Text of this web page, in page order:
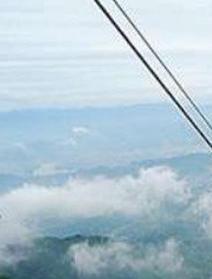
sử và văn
Trung Quốc, bạn
hội hiểu rõ hơn về
còn là một khu vực
Trung Quốc.